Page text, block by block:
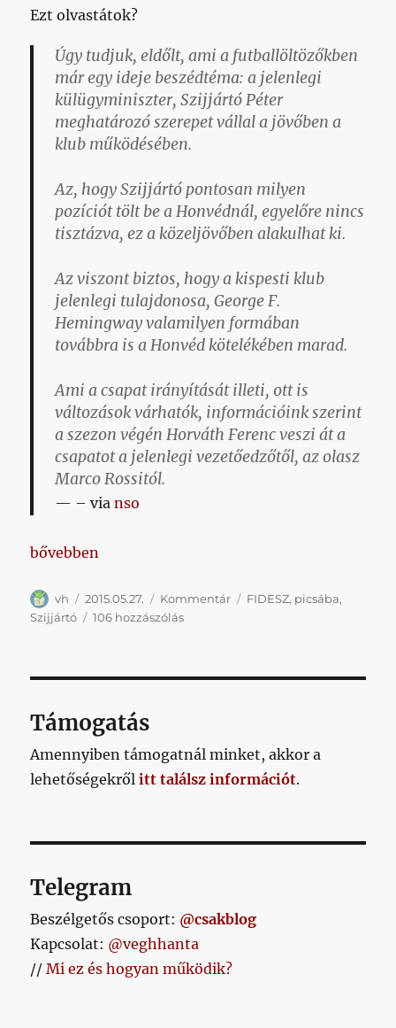
Ezt olvastátok?
Úgy tudjuk, eldőlt, ami a futballöltözőkben
már egy ideje beszédtéma: a jelenlegi
külügyminiszter, Szijjártó Péter
meghatározó szerepet vállal a jövőben a
klub működésében.
Az, hogy Szijjártó pontosan milyen
pozíciót tölt be a Honvédnál, egyelőre nincs
tisztázva, ez a közeljövőben alakulhat ki.
Az viszont biztos, hogy a kispesti klub
jelenlegi tulajdonosa, George F.
Hemingway valamilyen formában
továbbra is a Honvéd kötelékében marad.
Ami a csapat irányítását illeti, ott is
változások várhatók, információink szerint
a szezon végén Horváth Ferenc veszi át a
csapatot a jelenlegi vezetőedzőtől, az olasz
Marco Rossitól.
– vianso
„NEM, NEM, SOHA!!!”
bővebben
Szerző
vh Közzétéve
2015.05.27. Kategória
Kommentár Címke
FIDESZ, picsába,
Szijjártó
106 hozzászólásNEM,
Támogatás
Amennyiben támogatnál minket, akkor a
lehetőségekrőlitt találsz információt.
Telegram
Beszélgetős csoport: @csakblog
Kapcsolat: @veghhanta
//Mi ez és hogyan működik?